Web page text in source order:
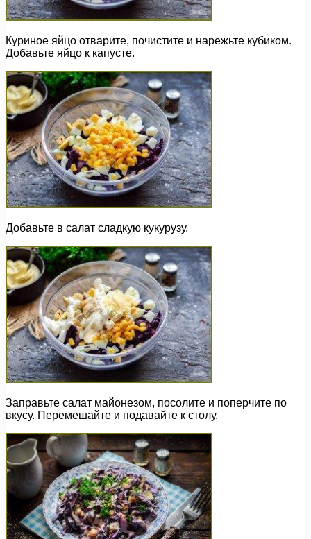
Куриное яйцо отварите, почистите и нарежьте кубиком.
Добавьте яйцо к капусте.
Добавьте в салат сладкую кукурузу.
Заправьте салат майонезом, посолите и поперчите по
вкусу. Перемешайте и подавайте к столу.